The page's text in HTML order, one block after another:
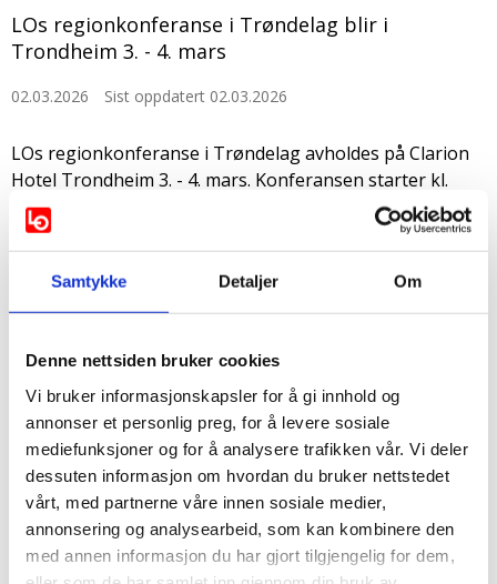
Samtykke Detaljer Om
Denne nettsiden bruker cookies
Vi bruker informasjonskapsler for å gi innhold og
annonser et personlig preg, for å levere sosiale
mediefunksjoner og for å analysere trafikken vår. Vi deler
dessuten informasjon om hvordan du bruker nettstedet
vårt, med partnerne våre innen sosiale medier,
annonsering og analysearbeid, som kan kombinere den
med annen informasjon du har gjort tilgjengelig for dem,
LOs regionkonferanse i Trøndelag blir i
Trondheim 3. - 4. mars
02.03.2026 Sist oppdatert 02.03.2026
LOs regionkonferanse i Trøndelag avholdes på Clarion
Hotel Trondheim 3. - 4. mars. Konferansen starter kl.
10.00 tirsdag og avsluttes kl. 13.00 onsdag.
120 representanter fra LOs forbund og
lokalorganisasjoner i Trøndelag møtes for å diskutere
Fordeling av representanter – se Retningslinjer for
regionkonferanser og basert på forbundenes innmeldte
yrkesaktivemedlemstall i Trøndelag pr. 10.12.2025
Her kan du seinnkallingoginvitasjon.
Forslagsfrist for forbund, lokalorganisasjoner og LOs
vedtektsfestede utvalg er 04.02.2026. Dette gjelder ikke
forslag til dagsaktuelle uttalelser.